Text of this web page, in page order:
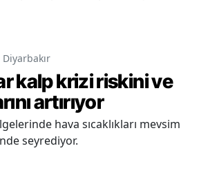
Diyarbakır
kalp krizi riskini ve
artırıyor
hava sıcaklıkları mevsim
seyrediyor.